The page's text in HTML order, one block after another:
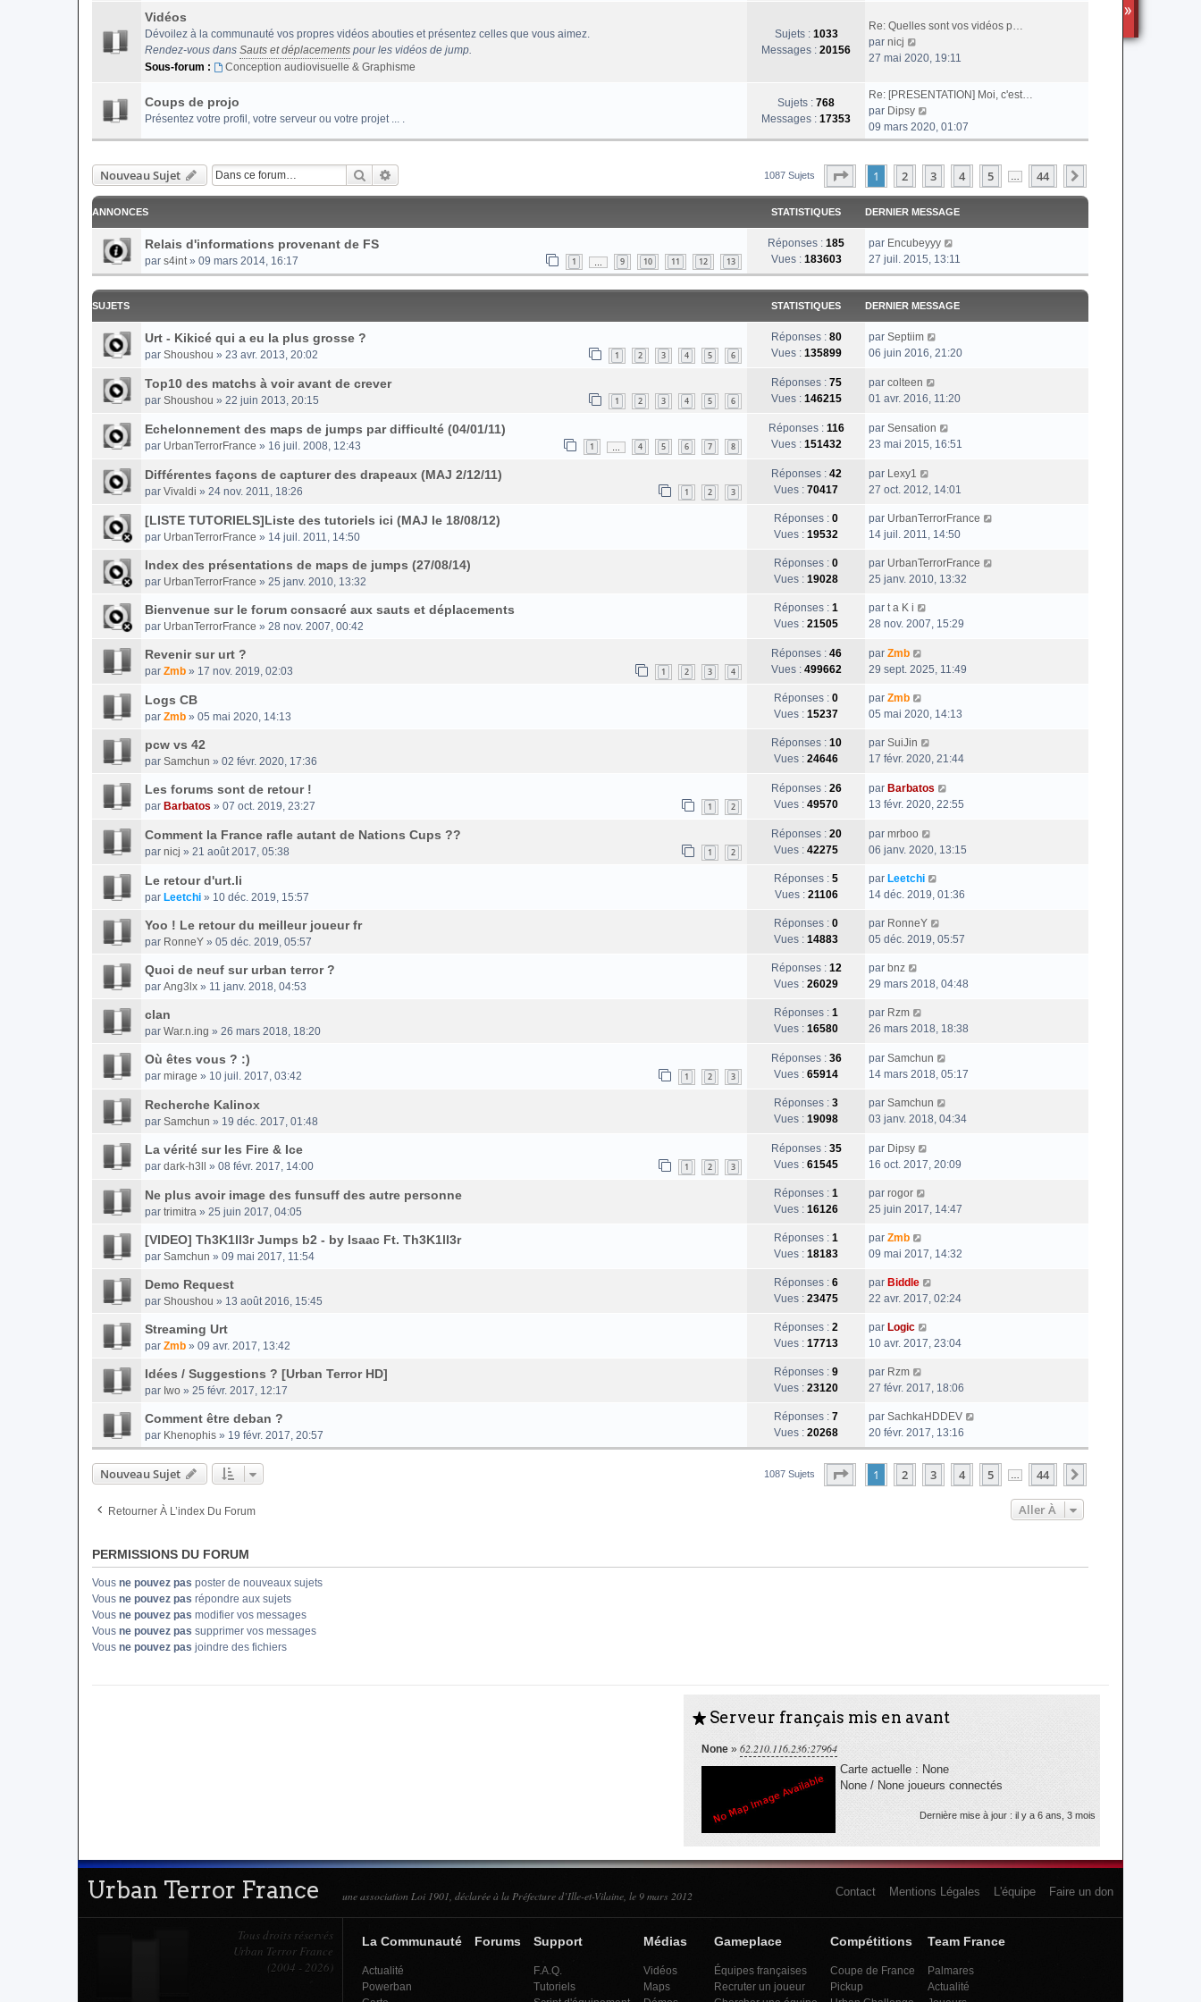
l
d
r
i
e
m
e
s
g
e
Vidéos
Dévoilez à la communauté vos propres vidéos abouties et présentez celles que vous aimez.
Rendez-vous dans Sauts et déplacements pour les vidéos de jump.
Sous-forum :
Conception audiovisuelle & Graphisme
Sujets : 1033
Messages : 20156
Re: Quelles sont vos vidéos p…
par nicj
o
r
l
e
d
n
e
m
e
e
27 mai 2020, 19:11
Coups de projo
Présentez votre profil, votre serveur ou votre projet ... .
Sujets : 768
Messages : 17353
Re: [PRESENTATION] Moi, c'est…
par Dipsy
o
i
e
d
r
i
e
r
m
e
s
a
g
09 mars 2020, 01:07
Nouveau Sujet Rechercher 1087 Sujets Page Sur
1 2 3 4 5 44
ANNONCES STATISTIQUES DERNIER MESSAGE
Relais d'informations provenant de FS
par s4int» 09 mars 2014, 16:17 1 9 10 11 12 13
Réponses : 185
Vues : 183603
par Encubeyyy
27 juil. 2015, 13:11
SUJETS STATISTIQUES DERNIER MESSAGE
Urt - Kikicé qui a eu la plus grosse ?
par Shoushou » 23 avr. 2013, 20:02 1 2 3 4 5 6
Réponses : 80
Vues : 135899
par Septiim
06 juin 2016, 21:20
Top10 des matchs à voir avant de crever
par Shoushou » 22 juin 2013, 20:15 1 2 3 4 5 6
Réponses : 75
Vues : 146215
par colteen
01 avr. 2016, 11:20
Echelonnement des maps de jumps par difficulté (04/01/11)
par UrbanTerrorFrance » 16 juil. 2008, 12:43 1 4 5 6 7 8
Réponses : 116
Vues : 151432
par Sensation
23 mai 2015, 16:51
Différentes façons de capturer des drapeaux (MAJ 2/12/11)
par Vivaldi » 24 nov. 2011, 18:26 1 2 3
Réponses : 42
Vues : 70417
par Lexy1
27 oct. 2012, 14:01
[LISTE TUTORIELS]Liste des tutoriels ici (MAJ le 18/08/12)
par UrbanTerrorFrance » 14 juil. 2011, 14:50
Réponses : 0
Vues : 19532
par UrbanTerrorFrance
14 juil. 2011, 14:50
Index des présentations de maps de jumps (27/08/14)
par UrbanTerrorFrance » 25 janv. 2010, 13:32
Réponses : 0
Vues : 19028
par UrbanTerrorFrance
25 janv. 2010, 13:32
Bienvenue sur le forum consacré aux sauts et déplacements
par UrbanTerrorFrance » 28 nov. 2007, 00:42
Réponses : 1
Vues : 21505
par t a K i
28 nov. 2007, 15:29
Revenir sur urt ?
par Zmb » 17 nov. 2019, 02:03 1 2 3 4
Réponses : 46
Vues : 499662
par Zmb
29 sept. 2025, 11:49
Logs CB
par Zmb » 05 mai 2020, 14:13
Réponses : 0
Vues : 15237
par Zmb
05 mai 2020, 14:13
pcw vs 42
par Samchun » 02 févr. 2020, 17:36
Réponses : 10
Vues : 24646
par SuiJin
17 févr. 2020, 21:44
Les forums sont de retour !
par Barbatos » 07 oct. 2019, 23:27 1 2
Réponses : 26
Vues : 49570
par Barbatos
13 févr. 2020, 22:55
Comment la France rafle autant de Nations Cups ??
par nicj » 21 août 2017, 05:38 1 2
Réponses : 20
Vues : 42275
par mrboo
06 janv. 2020, 13:15
Le retour d'urt.li
par Leetchi » 10 déc. 2019, 15:57
Réponses : 5
Vues : 21106
par Leetchi
14 déc. 2019, 01:36
Yoo ! Le retour du meilleur joueur fr
par RonneY » 05 déc. 2019, 05:57
Réponses : 0
Vues : 14883
par RonneY
05 déc. 2019, 05:57
Quoi de neuf sur urban terror ?
par Ang3lx » 11 janv. 2018, 04:53
Réponses : 12
Vues : 26029
par bnz
29 mars 2018, 04:48
clan
par War.n.ing » 26 mars 2018, 18:20
Réponses : 1
Vues : 16580
par Rzm
26 mars 2018, 18:38
Où êtes vous ? :)
par mirage » 10 juil. 2017, 03:42 1 2 3
Réponses : 36
Vues : 65914
par Samchun
14 mars 2018, 05:17
Recherche Kalinox
par Samchun » 19 déc. 2017, 01:48
Réponses : 3
Vues : 19098
par Samchun
03 janv. 2018, 04:34
La vérité sur les Fire & Ice
par dark-h3ll » 08 févr. 2017, 14:00 1 2 3
Réponses : 35
Vues : 61545
par Dipsy
16 oct. 2017, 20:09
Ne plus avoir image des funsuff des autre personne
par trimitra » 25 juin 2017, 04:05
Réponses : 1
Vues : 16126
par rogor
25 juin 2017, 14:47
[VIDEO] Th3K1ll3r Jumps b2 - by Isaac Ft. Th3K1ll3r
par Samchun » 09 mai 2017, 11:54
Réponses : 1
Vues : 18183
par Zmb
09 mai 2017, 14:32
Demo Request
par Shoushou » 13 août 2016, 15:45
Réponses : 6
Vues : 23475
par Biddle
22 avr. 2017, 02:24
Streaming Urt
par Zmb » 09 avr. 2017, 13:42
Réponses : 2
Vues : 17713
par Logic
10 avr. 2017, 23:04
Idées / Suggestions ? [Urban Terror HD]
par Iwo » 25 févr. 2017, 12:17
Réponses : 9
Vues : 23120
par Rzm
27 févr. 2017, 18:06
Comment être deban ?
par Khenophis » 19 févr. 2017, 20:57
Réponses : 7
Vues : 20268
par SachkaHDDEV
20 févr. 2017, 13:16
Nouveau Sujet 1087 Sujets Page Sur
1 2 3 4 5 44
Retourner À L’index Du Forum Aller À
PERMISSIONS DU FORUM
Vous ne pouvez pas poster de nouveaux sujets
Vous ne pouvez pas répondre aux sujets
Vous ne pouvez pas modifier vos messages
Vous ne pouvez pas supprimer vos messages
Vous ne pouvez pas joindre des fichiers
S Serveur français mis en avant
None » 62.210.116.236:27964
Carte actuelle : None
None / None joueurs connectés
Dernière mise à jour : il y a 6 ans, 3 mois
Urban Terror France une association Loi 1901, déclarée à la Préfecture d’Ille-et-Vilaine, le 9 mars 2012 Faire un don
L'équipe
Mentions Légales
Contact
Tous droits réservés
Urban Terror France
(2004 - 2026)
La Communauté
Actualité
Powerban
Forums Support
F.A.Q.
Tutoriels
Médias
Vidéos
Maps
Gameplace
Équipes françaises
Recruter un joueur
Compétitions
Coupe de France
Pickup
Team France
Palmares
Actualité